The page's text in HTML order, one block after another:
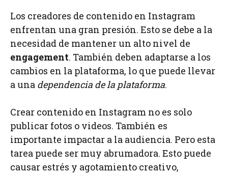
Los creadores de contenido en Instagram
enfrentan una gran presión. Esto se debe a la
necesidad de mantener un alto nivel de
engagement. También deben adaptarse a los
cambios en la plataforma, lo que puede llevar
a una dependencia de la plataforma.
Crear contenido en Instagram no es solo
publicar fotos o videos. También es
importante impactar a la audiencia. Pero esta
tarea puede ser muy abrumadora. Esto puede
causar estrés y agotamiento creativo,